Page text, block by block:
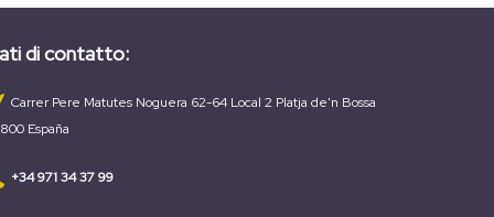
di contatto:
Carrer Pere Matutes Noguera 62-64 Local 2 Platja de'n Bossa
España
+34 971 34 37 99